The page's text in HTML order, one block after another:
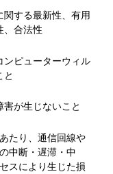
する最新性、有用
、合法性
ンピューターウィル
と
が生じないこと
たり、通信回線や
中断・遅滞・中
スにより生じた損